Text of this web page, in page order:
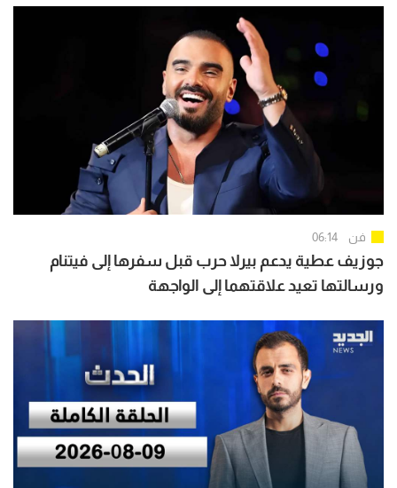
فن 06:14
جوزيف عطية يدعم بيرلا حرب قبل سفرها إلى فيتنام
ورسالتها تعيد علاقتهما إلى الواجهة